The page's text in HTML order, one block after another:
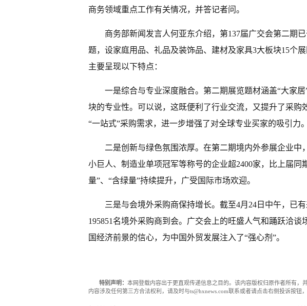
商务领域重点工作有关情况，并答记者问。
商务部新闻发言人何亚东介绍，第137届广交会第二期
题，设家庭用品、礼品及装饰品、建材及家具3大板块15个
主要呈现以下特点：
一是综合与专业深度融合。第二期展览题材涵盖“大家
块的专业性。可以说，这既便利了行业交流，又提升了采购
“一站式”采购需求，进一步增强了对全球专业买家的吸引力。
二是创新与绿色氛围浓厚。在第二期境内外参展企业中
小巨人、制造业单项冠军等称号的企业超2400家，比上届同
量”、“含绿量”持续提升，广受国际市场欢迎。
三是与会境外采购商保持增长。截至4月24日中午，已
195851名境外采购商到会。广交会上的旺盛人气和踊跃洽
国经济前景的信心，为中国外贸发展注入了“强心剂”。
特别声明： 本网登载内容出于更直观传递信息之目的。该内容版权归原作者所有，
内容涉及任何第三方合法权利，请及时与ts@hxnews.com联系或者请点击右侧投诉按钮